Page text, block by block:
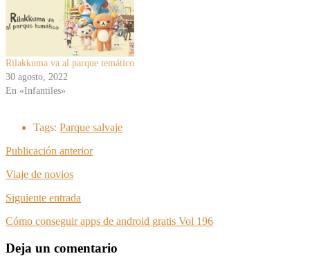
Rilakkuma va al parque temático
30 agosto, 2022
En «Infantiles»
Tags: Parque salvaje
Publicación anterior
Viaje de novios
Siguiente entrada
Cómo conseguir apps de android gratis Vol 196
Deja un comentario